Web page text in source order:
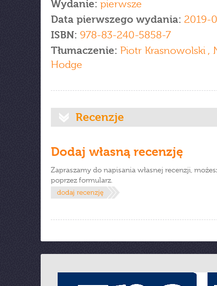
Wydanie: pierwsze
Data pierwszego wydania: 2019-
ISBN: 978-83-240-5858-7
Tłumaczenie: Piotr Krasnowolski ,
Hodge
Recenzje
Dodaj własną recenzję
Zapraszamy do napisania własnej recenzji,
poprzez formularz.